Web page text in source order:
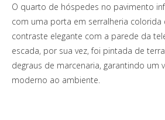
O quarto de hóspedes no pavimento
com uma porta em serralheria colorida
contraste elegante com a parede da
escada, por sua vez, foi pintada de
degraus de marcenaria, garantindo um
moderno ao ambiente.